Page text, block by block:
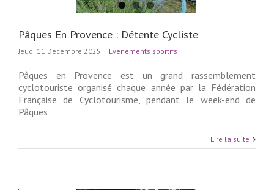
Pâques En Provence : Détente Cycliste
Jeudi 11 Décembre 2025 | Evenements sportifs
Pâques en Provence est un grand rassemblement
cyclotouriste organisé chaque année par la Fédération
Française de Cyclotourisme, pendant le week-end de
Pâques
Lire la suite